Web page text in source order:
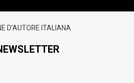
D’AUTORE ITALIANA